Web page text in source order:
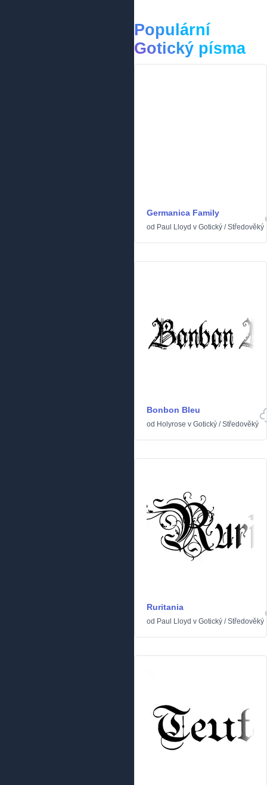
Populární
Gotický písma
Germanica Family
od Paul Lloyd v Gotický /Středověký
Bonbon Bleu
od Holyrose v Gotický /Středověký
Ruritania
od Paul Lloyd v Gotický /Středověký